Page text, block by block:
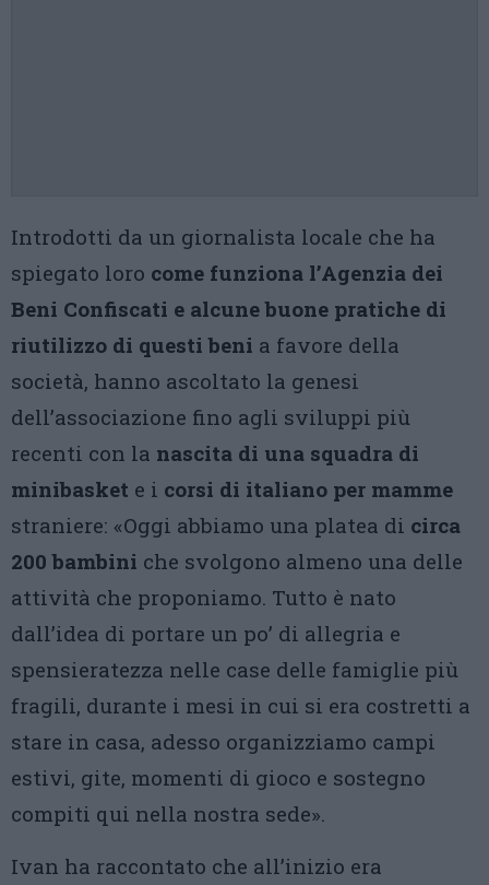
Introdotti da un giornalista locale che ha
spiegato loro come funziona l’Agenzia dei
Beni Confiscati e alcune buone pratiche di
riutilizzo di questi beni a favore della
società, hanno ascoltato la genesi
dell’associazione fino agli sviluppi più
recenti con la nascita di una squadra di
minibasket e i corsi di italiano per mamme
straniere: «Oggi abbiamo una platea di circa
200 bambini che svolgono almeno una delle
attività che proponiamo. Tutto è nato
dall’idea di portare un po’ di allegria e
spensieratezza nelle case delle famiglie più
fragili, durante i mesi in cui si era costretti a
stare in casa, adesso organizziamo campi
estivi, gite, momenti di gioco e sostegno
compiti qui nella nostra sede».
Ivan ha raccontato che all’inizio era